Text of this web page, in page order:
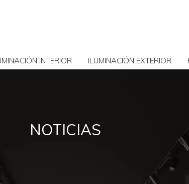
INTERIOR ILUMINACIÓN EXTERIOR
NOTICIAS